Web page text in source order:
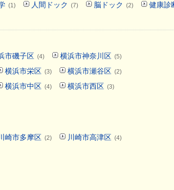
(1) 人間ドック (7) 脳ドック (2) 健康診
市磯子区 (4) 横浜市神奈川区 (5)
横浜市栄区 (3) 横浜市瀬谷区 (2)
横浜市中区 (4) 横浜市西区 (3)
崎市多摩区 (2) 川崎市高津区 (4)